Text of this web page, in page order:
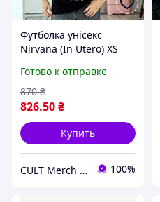
Футболка унісекс
Nirvana (In Utero) XS
Готово к отправке
826.50₴
870 ₴
Купить
CULT Merch Store 100%